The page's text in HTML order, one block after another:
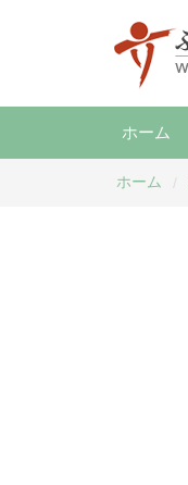
ホーム
ホーム